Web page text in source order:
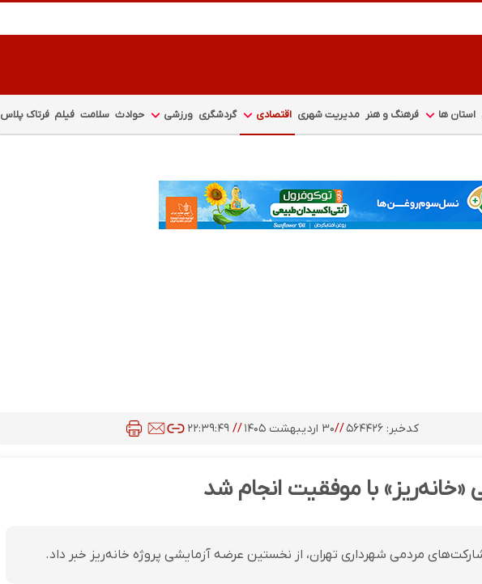
استان ها فرهنگ و هنر مدیریت شهری اقتصادی گردشگری ورزشی حوادث سلامت فیلم فرتاک پلاس
کدخبر: ۵۶۴۴۲۶ //۳۰ اردیبهشت ۱۴۰۵ // ۲۲:۳۹:۴۹
با موفقیت انجام شد
مردمی شهرداری تهران، از نخستین عرضه آزمایشی پروژه خانه‌ریز خبر داد.